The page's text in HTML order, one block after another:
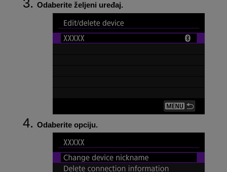
Odaberite željeni uređaj.
Odaberite opciju.